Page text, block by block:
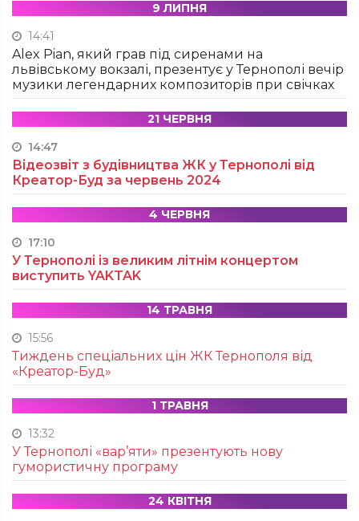
9 ЛИПНЯ
14:41
Alex Pian, який грав під сиренами на
львівському вокзалі, презентує у Тернополі вечір
музики легендарних композиторів при свічках
21 ЧЕРВНЯ
14:47
Відеозвіт з будівництва ЖК у Тернополі від
Креатор-Буд за червень 2024
4 ЧЕРВНЯ
17:10
У Тернополі із великим літнім концертом
виступить YAKTAK
14 ТРАВНЯ
15:56
Тиждень спеціальних цін ЖК Тернополя від
«Креатор-Буд»
1 ТРАВНЯ
13:32
У Тернополі «вар’яти» презентують нову
гумористичну програму
24 КВІТНЯ